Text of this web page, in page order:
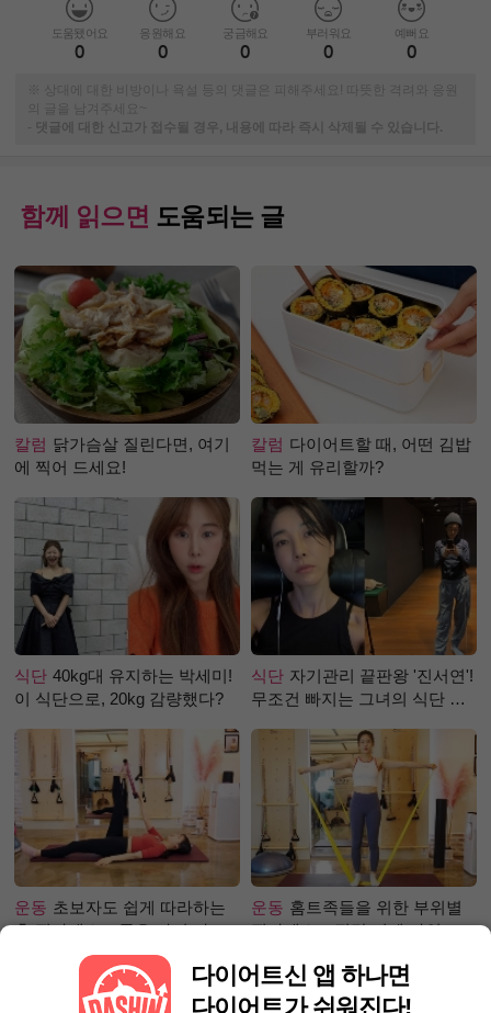
도움됐어요
0
응원해요
0
궁금해요
0
부러워요
0
예뻐요
0
※ 상대에 대한 비방이나 욕설 등의 댓글은 피해주세요! 따뜻한 격려와 응원
의 글을 남겨주세요~
-
댓글에 대한 신고가 접수될 경우, 내용에 따라 즉시 삭제될 수 있습니다.
함께 읽으면 도움되는 글
칼럼 닭가슴살 질린다면, 여기
에 찍어 드세요!
칼럼 다이어트할 때, 어떤 김밥
먹는 게 유리할까?
식단 40kg대 유지하는 박세미!
이 식단으로, 20kg 감량했다?
식단 자기관리 끝판왕 '진서연'!
무조건 빠지는 그녀의 식단 정
운동 초보자도 쉽게 따라하는
홈 필라테스 – 곧은 다리 라인
운동 홈트족들을 위한 부위별
필라테스 – 직각 어깨 라인 만
다이어트신 앱 하나면
다이어트가 쉬워진다!